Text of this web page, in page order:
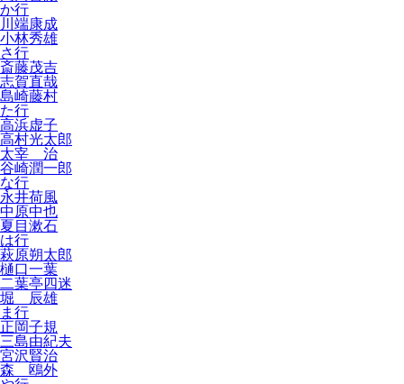
か行
川端康成
小林秀雄
さ行
斎藤茂吉
志賀直哉
島崎藤村
た行
高浜虚子
高村光太郎
太宰 治
谷崎潤一郎
な行
永井荷風
中原中也
夏目漱石
は行
萩原朔太郎
樋口一葉
二葉亭四迷
堀 辰雄
ま行
正岡子規
三島由紀夫
宮沢賢治
森 鴎外